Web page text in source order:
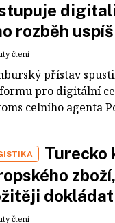
rozběh
čtení
přístav
pro digitální
celního agenta
Turecko
dokládat
čtení